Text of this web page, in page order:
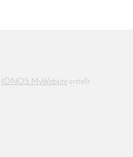
IONOS MyWebsiteerstellt.